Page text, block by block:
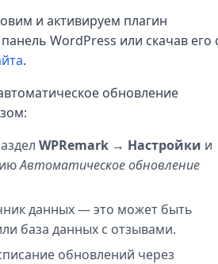
и активируем плагин
WordPress или скачав его
.
обновление
WPRemark → Настройки и
Автоматическое обновление
данных — это может быть
база данных с отзывами.
обновлений через